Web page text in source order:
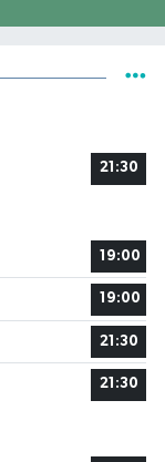
21:30
19:00
19:00
21:30
21:30